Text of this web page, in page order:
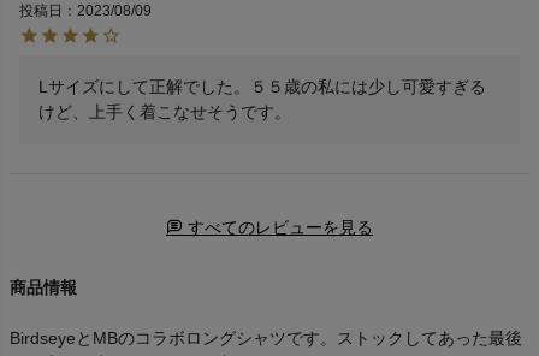
投稿日 2023/08/09
Lサイズにして正解でした。５５歳の私には少し可愛すぎる
けど、上手く着こなせそうです。
すべてのレビューを見る
商品情報
BirdseyeとMBのコラボロングシャツです。ストックしてあった最後